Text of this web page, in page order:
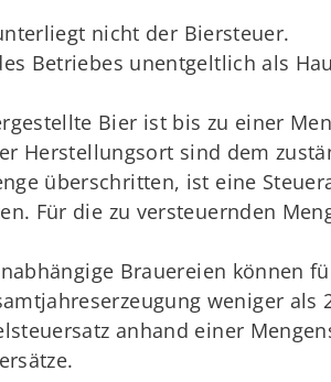
nicht der Biersteuer.
Betriebes unentgeltlich als
Bier ist bis zu einer
Herstellungsort sind dem
überschritten, ist eine
Für die zu versteuernden
Brauereien können
weniger als
anhand einer